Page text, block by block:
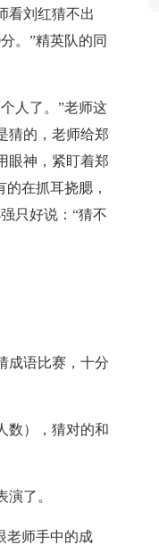
看刘红猜不出
。”精英队的同
人了。”老师这
猜的，老师给郑
眼神，紧盯着郑
在抓耳挠腮，
只好说：“猜不
成语比赛，十分
数），猜对的和
了。
老师手中的成